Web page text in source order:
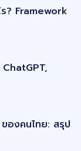
? Framework
ChatGPT,
ของคนไทย: สรุป